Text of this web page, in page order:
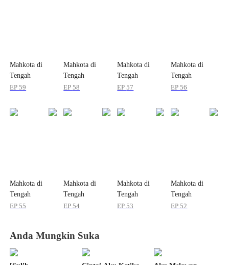
Mahkota di
Tengah
Reruntuhan
EP59
Mahkota di
Tengah
Reruntuhan
EP58
Mahkota di
Tengah
Reruntuhan
EP57
Mahkota di
Tengah
Reruntuhan
EP56
Mahkota di
Tengah
Reruntuhan
EP55
Mahkota di
Tengah
Reruntuhan
EP54
Mahkota di
Tengah
Reruntuhan
EP53
Mahkota di
Tengah
Reruntuhan
EP52
Anda Mungkin Suka